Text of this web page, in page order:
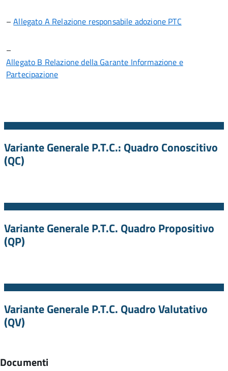
–Allegato A Relazione responsabile adozione PTC
–
Allegato B Relazione della Garante Informazione e
Partecipazione
Variante Generale P.T.C.: Quadro Conoscitivo
(QC)
Variante Generale P.T.C. Quadro Propositivo
(QP)
Variante Generale P.T.C. Quadro Valutativo
(QV)
Documenti